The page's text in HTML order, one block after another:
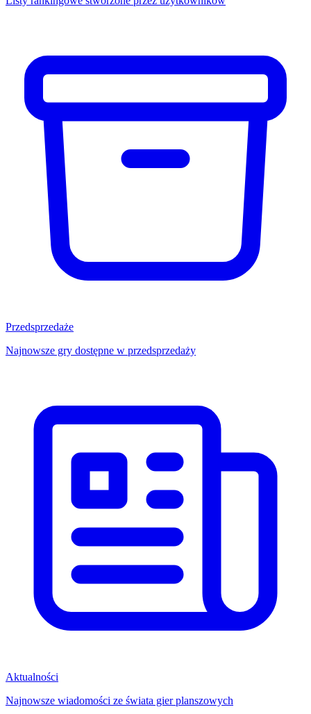
Przedsprzedaże
Najnowsze gry dostępne w przedsprzedaży
Aktualności
Najnowsze wiadomości ze świata gier planszowych